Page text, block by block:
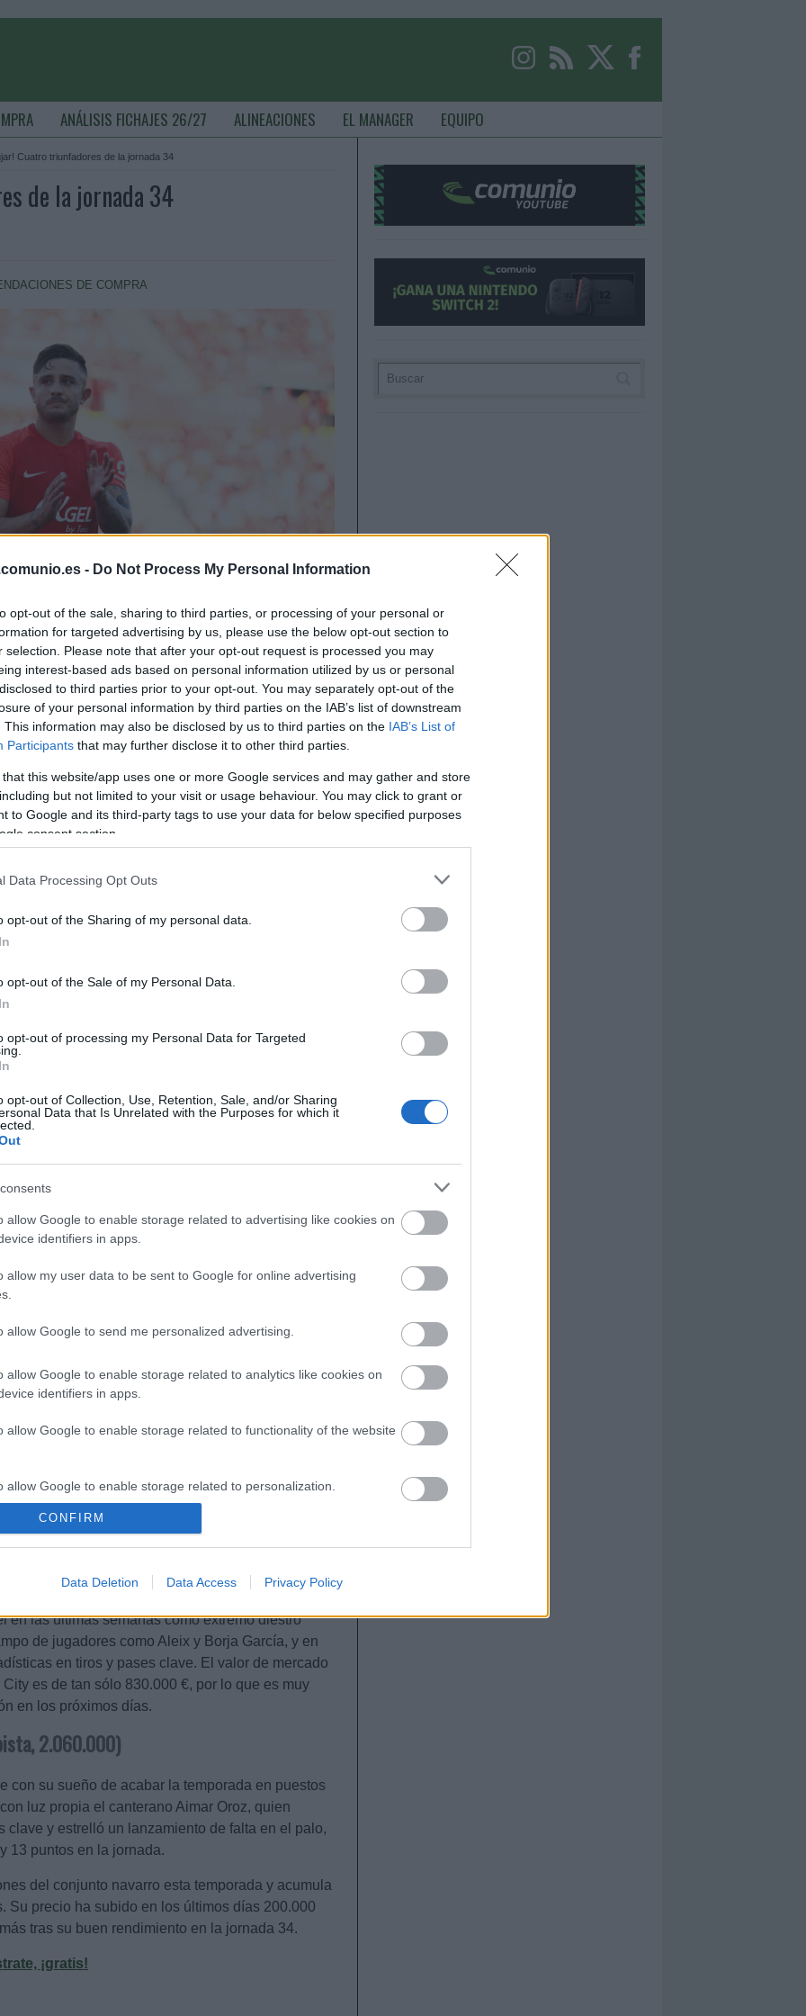
- Do Not Process My Personal Information
opt-out of the sale, sharing to third parties, or processing of your personal or
for targeted advertising by us, please use the below opt-out section to
selection. Please note that after your opt-out request is processed you may
interest-based ads based on personal information utilized by us or personal
to third parties prior to your opt-out. You may separately opt-out of the
of your personal information by third parties on the IAB’s list of downstream
This information may also be disclosed by us to third parties on the IAB’s List of
Participants that may further disclose it to other third parties.
that this website/app uses one or more Google services and may gather and store
but not limited to your visit or usage behaviour. You may click to grant or
to Google and its third-party tags to use your data for below specified purposes
consent section.
Data Processing Opt Outs
opt-out of the Sharing of my personal data.
opt-out of the Sale of my Personal Data.
opt-out of processing my Personal Data for Targeted
opt-out of Collection, Use, Retention, Sale, and/or Sharing
Data that Is Unrelated with the Purposes for which it
allow Google to enable storage related to advertising like cookies on
identifiers in apps.
allow my user data to be sent to Google for online advertising
allow Google to send me personalized advertising.
allow Google to enable storage related to analytics like cookies on
identifiers in apps.
allow Google to enable storage related to functionality of the website
allow Google to enable storage related to personalization.
allow Google to enable storage related to security, including
functionality and fraud prevention, and other user protection.
CONFIRM
Data Deletion Data Access Privacy Policy
ANÁLISIS FICHAJES 26/27 ALINEACIONES EL MANAGER EQUIPO
Cuatro triunfadores de la jornada 34
de la jornada 34
DE COMPRA
jornada 34 de Comunio tras sumar 10 o más
inferior a los 4 millones de euros. ¡Podrían
2.210.000)
en LaLiga tras doblegar al Cádiz en un
central Martin Valjent. El capitán bermellón en
con 9 despejes, 3 tiros bloqueados, 3
un 8,1 de nota SofaScore y 10 puntos
cinco jornadas y puede ser un jugador muy
Mallorca sigue en la pelea por entrar en
es de tan sólo 2,2 millones.
del tanto que dio la victoria a su equipo contra el
3 interceptaciones, 3 entradas y un pase
SofaScore y 12 puntos Comunio. Su nota podría
3 regates.
más importantes del Mallorca esta temporada y
media (4,19). Su valor de mercado ha caído por
semanas y podría volver a subir tras su meritoria
del 6 al 12 de mayo
temporada se acerca y los valores de mercado
de mayo. Estos son los principales ganadores y
de los últimos 7 días.
tras ser suplente en la jornada 33 y lo hizo de
gol en LaLiga en el empate a dos del Girona
en las últimas semanas como extremo diestro
de jugadores como Aleix y Borja García, y en
en tiros y pases clave. El valor de mercado
es de tan sólo 830.000 €, por lo que es muy
en los próximos días.
2.060.000)
con su sueño de acabar la temporada en puestos
luz propia el canterano Aimar Oroz, quien
clave y estrelló un lanzamiento de falta en el palo,
13 puntos en la jornada.
del conjunto navarro esta temporada y acumula
Su precio ha subido en los últimos días 200.000
tras su buen rendimiento en la jornada 34.
¡gratis!